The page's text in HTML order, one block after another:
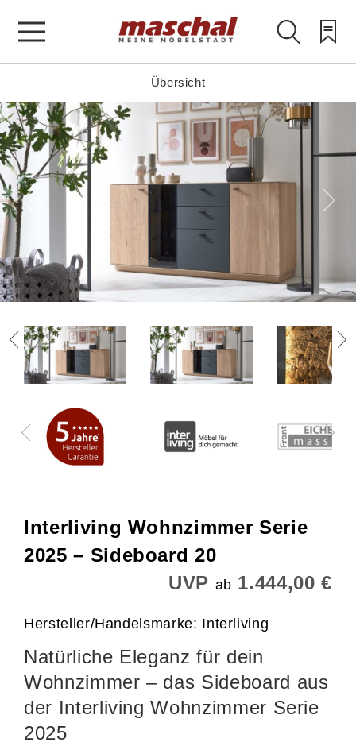
Übersicht
Interliving Wohnzimmer Serie
2025 – Sideboard 20
UVP ab 1.444,00 €
Hersteller/Handelsmarke: Interliving
Natürliche Eleganz für dein
Wohnzimmer – das Sideboard aus
der Interliving Wohnzimmer Serie
2025